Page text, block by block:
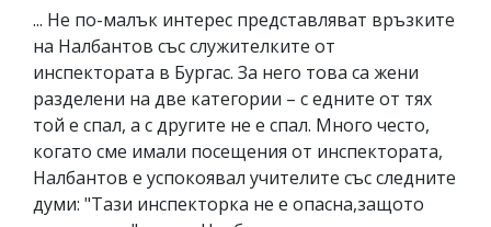
... Не по-малък интерес представляват връзките
на Налбантов със служителките от
инспектората в Бургас. За него това са жени
разделени на две категории – с едните от тях
той е спал, а с другите не е спал. Много често,
когато сме имали посещения от инспектората,
Налбантов е успокоявал учителите със следните
думи: "Тази инспекторка не е опасна,защото